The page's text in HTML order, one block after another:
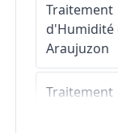
Traitement
d'Humidité
Araujuzon
Traitement